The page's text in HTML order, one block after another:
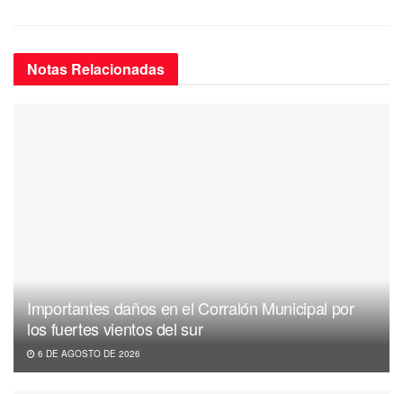
Notas Relacionadas
Importantes daños en el Corralón Municipal por
los fuertes vientos del sur
6 DE AGOSTO DE 2026